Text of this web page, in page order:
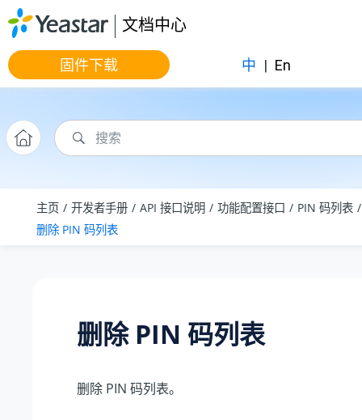
跳转到主要内容
文档中心
固件下载 中 | En
主页 开发者手册 API 接口说明 功能配置接口
PIN 码列表
删除 PIN 码列表
删除 PIN 码列表
删除 PIN 码列表。